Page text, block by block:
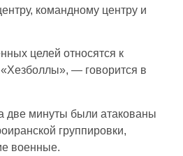
командному центру и
целей относятся к
— говорится в
две минуты были атакованы
группировки,
военные.